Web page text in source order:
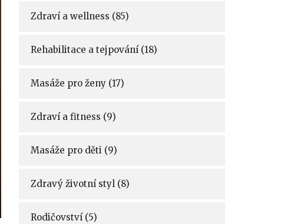
Zdraví a wellness (85)
Rehabilitace a tejpování (18)
Masáže pro ženy (17)
Zdraví a fitness (9)
Masáže pro děti (9)
Zdravý životní styl (8)
Rodičovství (5)